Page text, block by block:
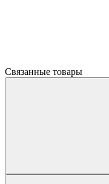
Связанные товары